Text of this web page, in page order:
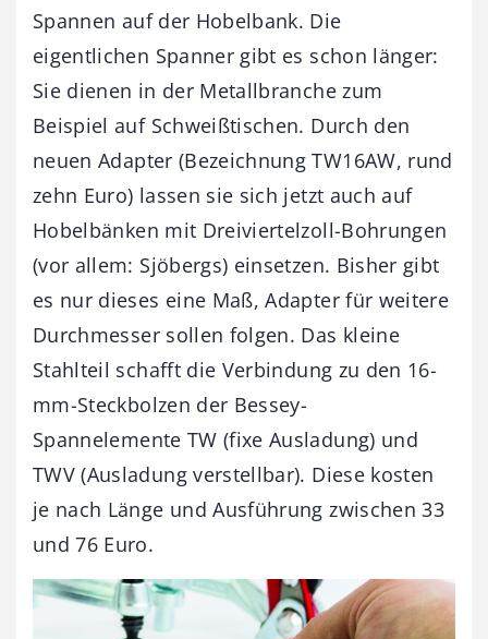
Spannen auf der Hobelbank. Die
eigentlichen Spanner gibt es schon länger:
Sie dienen in der Metallbranche zum
Beispiel auf Schweißtischen. Durch den
neuen Adapter (Bezeichnung TW16AW, rund
zehn Euro) lassen sie sich jetzt auch auf
Hobelbänken mit Dreiviertelzoll-Bohrungen
(vor allem: Sjöbergs) einsetzen. Bisher gibt
es nur dieses eine Maß, Adapter für weitere
Durchmesser sollen folgen. Das kleine
Stahlteil schafft die Verbindung zu den 16-
mm-Steckbolzen der Bessey-
Spannelemente TW (fixe Ausladung) und
TWV (Ausladung verstellbar). Diese kosten
je nach Länge und Ausführung zwischen 33
und 76 Euro.